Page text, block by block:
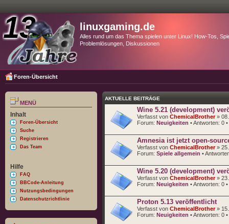
linuxgaming.de
Alles rund um das Thema spielen unter Linux! How-Tos,
Problemlösungen, Diskussionen
Foren-Übersicht
MENÜ
Inhalt
Foren-Übersicht
Suche
Registrieren
Das Team
Hilfe
FAQ
BBCode-Anleitung
Nutzungsbedingungen
Datenschutzrichtlinie
AKTUELLE BEITRÄGE
Wine 5.21 (development)
Verfasst von ChemicalBrother»
Forum: Neuigkeiten • Antworten: 0
Amnesia ist jetzt open-
Verfasst von ChemicalBrother»
Forum: Spiele allgemein •
Wine 5.20 (development)
Verfasst von ChemicalBrother»
Forum: Neuigkeiten • Antworten: 0
Proton 5.13 veröffentlicht
Verfasst von ChemicalBrother»
Forum: Neuigkeiten • Antworten: 0